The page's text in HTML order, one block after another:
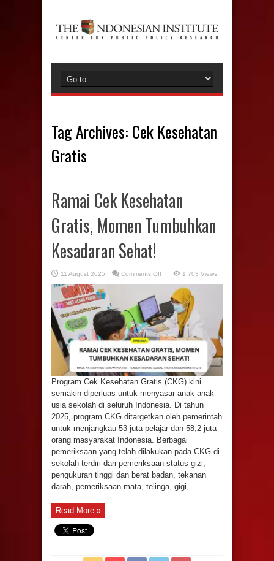
Tag Archives: Cek Kesehatan
Gratis
Ramai Cek Kesehatan
Gratis, Momen Tumbuhkan
Kesadaran Sehat!
11 August 2025 Comments Offon
Cek
Kesehatan
Gratis,
Momen
Tumbuhkan
Kesadaran
Sehat!
1,703 Views
Program Cek Kesehatan Gratis (CKG) kini
semakin diperluas untuk menyasar anak-anak
usia sekolah di seluruh Indonesia. Di tahun
2025, program CKG ditargetkan oleh pemerintah
untuk menjangkau 53 juta pelajar dan 58,2 juta
orang masyarakat Indonesia. Berbagai
pemeriksaan yang telah dilakukan pada CKG di
sekolah terdiri dari pemeriksaan status gizi,
pengukuran tinggi dan berat badan, tekanan
darah, pemeriksaan mata, telinga, gigi, ...
Read More »